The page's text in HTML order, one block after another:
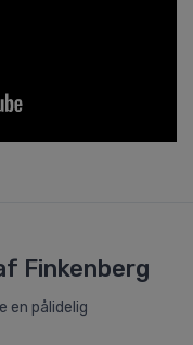
Finkenberg
en pålidelig